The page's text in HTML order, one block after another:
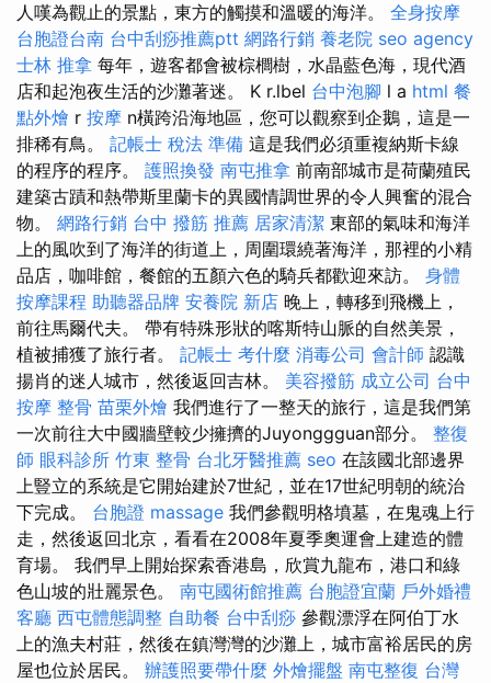
人嘆為觀止的景點，東方的觸摸和溫暖的海洋。 全身按摩
台胞證台南 台中刮痧推薦ptt 網路行銷 養老院 seo agency
士林 推拿 每年，遊客都會被棕櫚樹，水晶藍色海，現代酒
店和起泡夜生活的沙灘著迷。 K r.lbel 台中泡腳 l a html 餐
點外燴 r 按摩 n橫跨沿海地區，您可以觀察到企鵝，這是一
排稀有鳥。 記帳士 稅法 準備 這是我們必須重複納斯卡線
的程序的程序。 護照換發 南屯推拿 前南部城市是荷蘭殖民
建築古蹟和熱帶斯里蘭卡的異國情調世界的令人興奮的混合
物。 網路行銷 台中 撥筋 推薦 居家清潔 東部的氣味和海洋
上的風吹到了海洋的街道上，周圍環繞著海洋，那裡的小精
品店，咖啡館，餐館的五顏六色的騎兵都歡迎來訪。 身體
按摩課程 助聽器品牌 安養院 新店 晚上，轉移到飛機上，
前往馬爾代夫。 帶有特殊形狀的喀斯特山脈的自然美景，
植被捕獲了旅行者。 記帳士 考什麼 消毒公司 會計師 認識
揚肖的迷人城市，然後返回吉林。 美容撥筋 成立公司 台中
按摩 整骨 苗栗外燴 我們進行了一整天的旅行，這是我們第
一次前往大中國牆壁較少擁擠的Juyonggguan部分。 整復
師 眼科診所 竹東 整骨 台北牙醫推薦 seo 在該國北部邊界
上豎立的系統是它開始建於7世紀，並在17世紀明朝的統治
下完成。 台胞證 massage 我們參觀明格墳墓，在鬼魂上行
走，然後返回北京，看看在2008年夏季奧運會上建造的體
育場。 我們早上開始探索香港島，欣賞九龍布，港口和綠
色山坡的壯麗景色。 南屯國術館推薦 台胞證宜蘭 戶外婚禮
客廳 西屯體態調整 自助餐 台中刮痧 參觀漂浮在阿伯丁水
上的漁夫村莊，然後在鎮灣灣的沙灘上，城市富裕居民的房
屋也位於居民。 辦護照要帶什麼 外燴擺盤 南屯整復 台灣